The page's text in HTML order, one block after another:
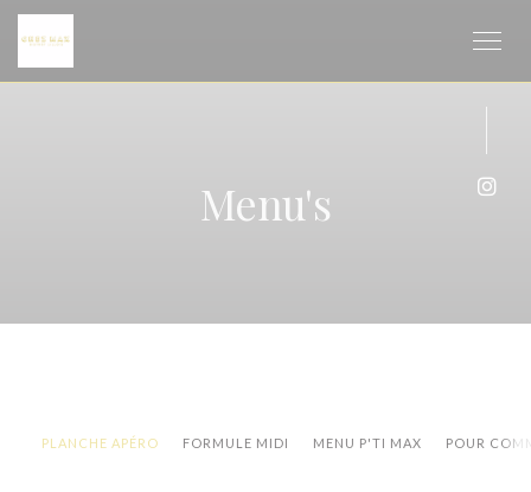
Cookies beheer paneel
Menu's
PLANCHE APÉRO FORMULE MIDI MENU P'TI MAX POUR